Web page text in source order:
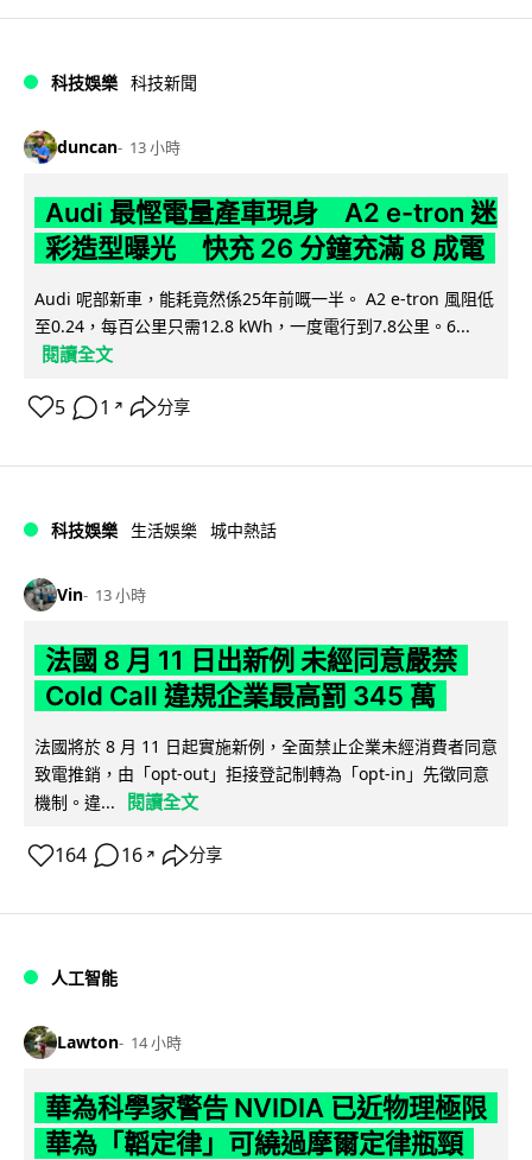
科技娛樂 科技新聞
duncan 13 小時
Audi 最慳電量產車現身 A2 e-tron 迷
彩造型曝光 快充 26 分鐘充滿 8 成電
Audi 呢部新車，能耗竟然係25年前嘅一半。 A2 e-tron 風阻低
至0.24，每百公里只需12.8 kWh，一度電行到7.8公里。6...
閱讀全文
5 1 ↗ 分享
科技娛樂 生活娛樂 城中熱話
Vin 13 小時
法國 8 月 11 日出新例 未經同意嚴禁
Cold Call 違規企業最高罰 345 萬
法國將於 8 月 11 日起實施新例，全面禁止企業未經消費者同意
致電推銷，由「opt-out」拒接登記制轉為「opt-in」先徵同意
機制。違...
閱讀全文
164 16 ↗ 分享
人工智能
Lawton 14 小時
華為科學家警告 NVIDIA 已近物理極限
華為「韜定律」可繞過摩爾定律瓶頸